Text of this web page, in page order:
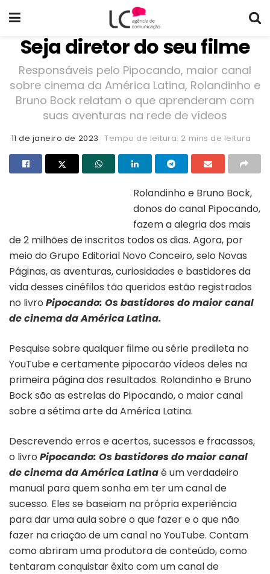
Seja diretor do seu filme
Responsáveis pelo Pipocando, maior canal
sobre cinema da América Latina, Rolandinho e
Bruno Bock relatam o que aprenderam com
suas aventuras na rede de vídeos
11 de janeiro de 2023 Tempo de leitura: 2 mins de leitura
Rolandinho e Bruno Bock,
donos do canal Pipocando,
fazem a alegria dos mais
de 2 milhões de inscritos todos os dias. Agora, por
meio do Grupo Editorial Novo Conceiro, selo Novas
Páginas, as aventuras, curiosidades e bastidores da
vida desses cinéfilos tão queridos estão registrados
no livro Pipocando: Os bastidores do maior canal
de cinema da América Latina.
Pesquise sobre qualquer ﬁlme ou série predileta no
YouTube e certamente pipocarão vídeos deles na
primeira página dos resultados. Rolandinho e Bruno
Bock são as estrelas do Pipocando, o maior canal
sobre a sétima arte da América Latina.
Descrevendo erros e acertos, sucessos e fracassos,
o livro Pipocando: Os bastidores do maior canal
de cinema da América Latinaé um verdadeiro
manual para quem sonha em ter um canal de
sucesso. Eles se baseiam na própria experiência
para dar uma aula sobre o que fazer e o que não
fazer na criação de um canal no YouTube. Contam
como abriram uma produtora de conteúdo, como
tentaram conquistar êxito com um canal de